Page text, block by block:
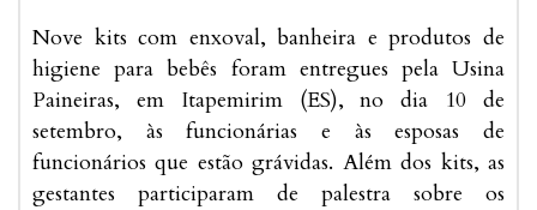
Nove kits com enxoval, banheira e produtos de
higiene para bebês foram entregues pela Usina
Paineiras, em Itapemirim (ES), no dia 10 de
setembro, às funcionárias e às esposas de
funcionários que estão grávidas. Além dos kits, as
gestantes participaram de palestra sobre os